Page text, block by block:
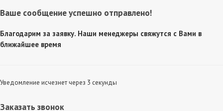
Ваше сообщение успешно отправлено!
Благодарим за заявку. Наши менеджеры свяжутся с Вами в
ближайшее время
Уведомление исчезнет через 3 секунды
Заказать звонок